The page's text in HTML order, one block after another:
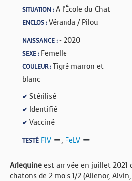
SITUATION :A l'École du Chat
ENCLOS :Véranda / Pilou
NAISSANCE :- 2020
SEXE : Femelle
COULEUR :Tigré marron et
blanc
✔ Stérilisé
✔ Identifié
✔ Vacciné
TESTÉ FIV , FeLV
Arlequine est arrivée en juillet 2021
chatons de 2 mois 1/2 (Alienor,